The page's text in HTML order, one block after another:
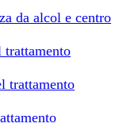
da alcol e centro
trattamento